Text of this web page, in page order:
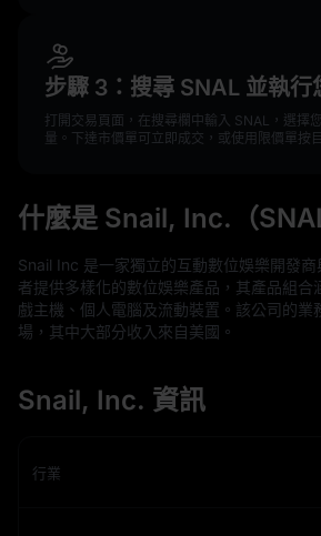
步驟 3：搜尋 SNAL 並執行
打開交易頁面，在搜尋欄中輸入 SNAL，選擇
量。下達市價單可立即成交，或使用限價單按
什麼是 Snail, Inc.（
Snail Inc 是一家獨立的互動數位娛樂開發
者提供多樣化的數位娛樂產品，其產品組合
戲主機、個人電腦及流動裝置。該公司的業
場，其中大部分收入來自美國。
Snail, Inc. 資訊
行業